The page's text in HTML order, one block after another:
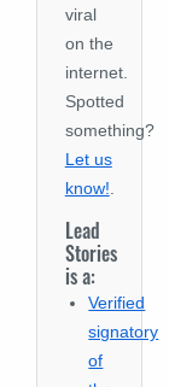
viral
on the
internet.
Spotted
something?
Let us
know!
Lead
Stories
is a:
Verified
signatory
of